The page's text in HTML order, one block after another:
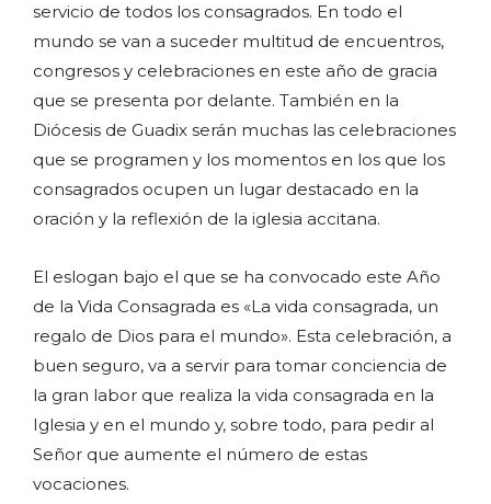
servicio de todos los consagrados. En todo el
mundo se van a suceder multitud de encuentros,
congresos y celebraciones en este año de gracia
que se presenta por delante. También en la
Diócesis de Guadix serán muchas las celebraciones
que se programen y los momentos en los que los
consagrados ocupen un lugar destacado en la
oración y la reflexión de la iglesia accitana.
El eslogan bajo el que se ha convocado este Año
de la Vida Consagrada es «La vida consagrada, un
regalo de Dios para el mundo». Esta celebración, a
buen seguro, va a servir para tomar conciencia de
la gran labor que realiza la vida consagrada en la
Iglesia y en el mundo y, sobre todo, para pedir al
Señor que aumente el número de estas
vocaciones.